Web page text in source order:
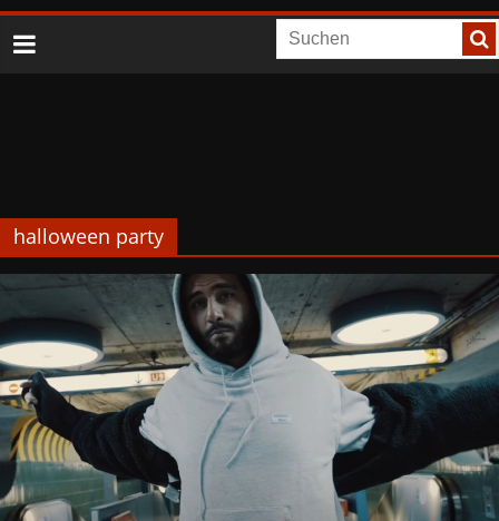
halloween party